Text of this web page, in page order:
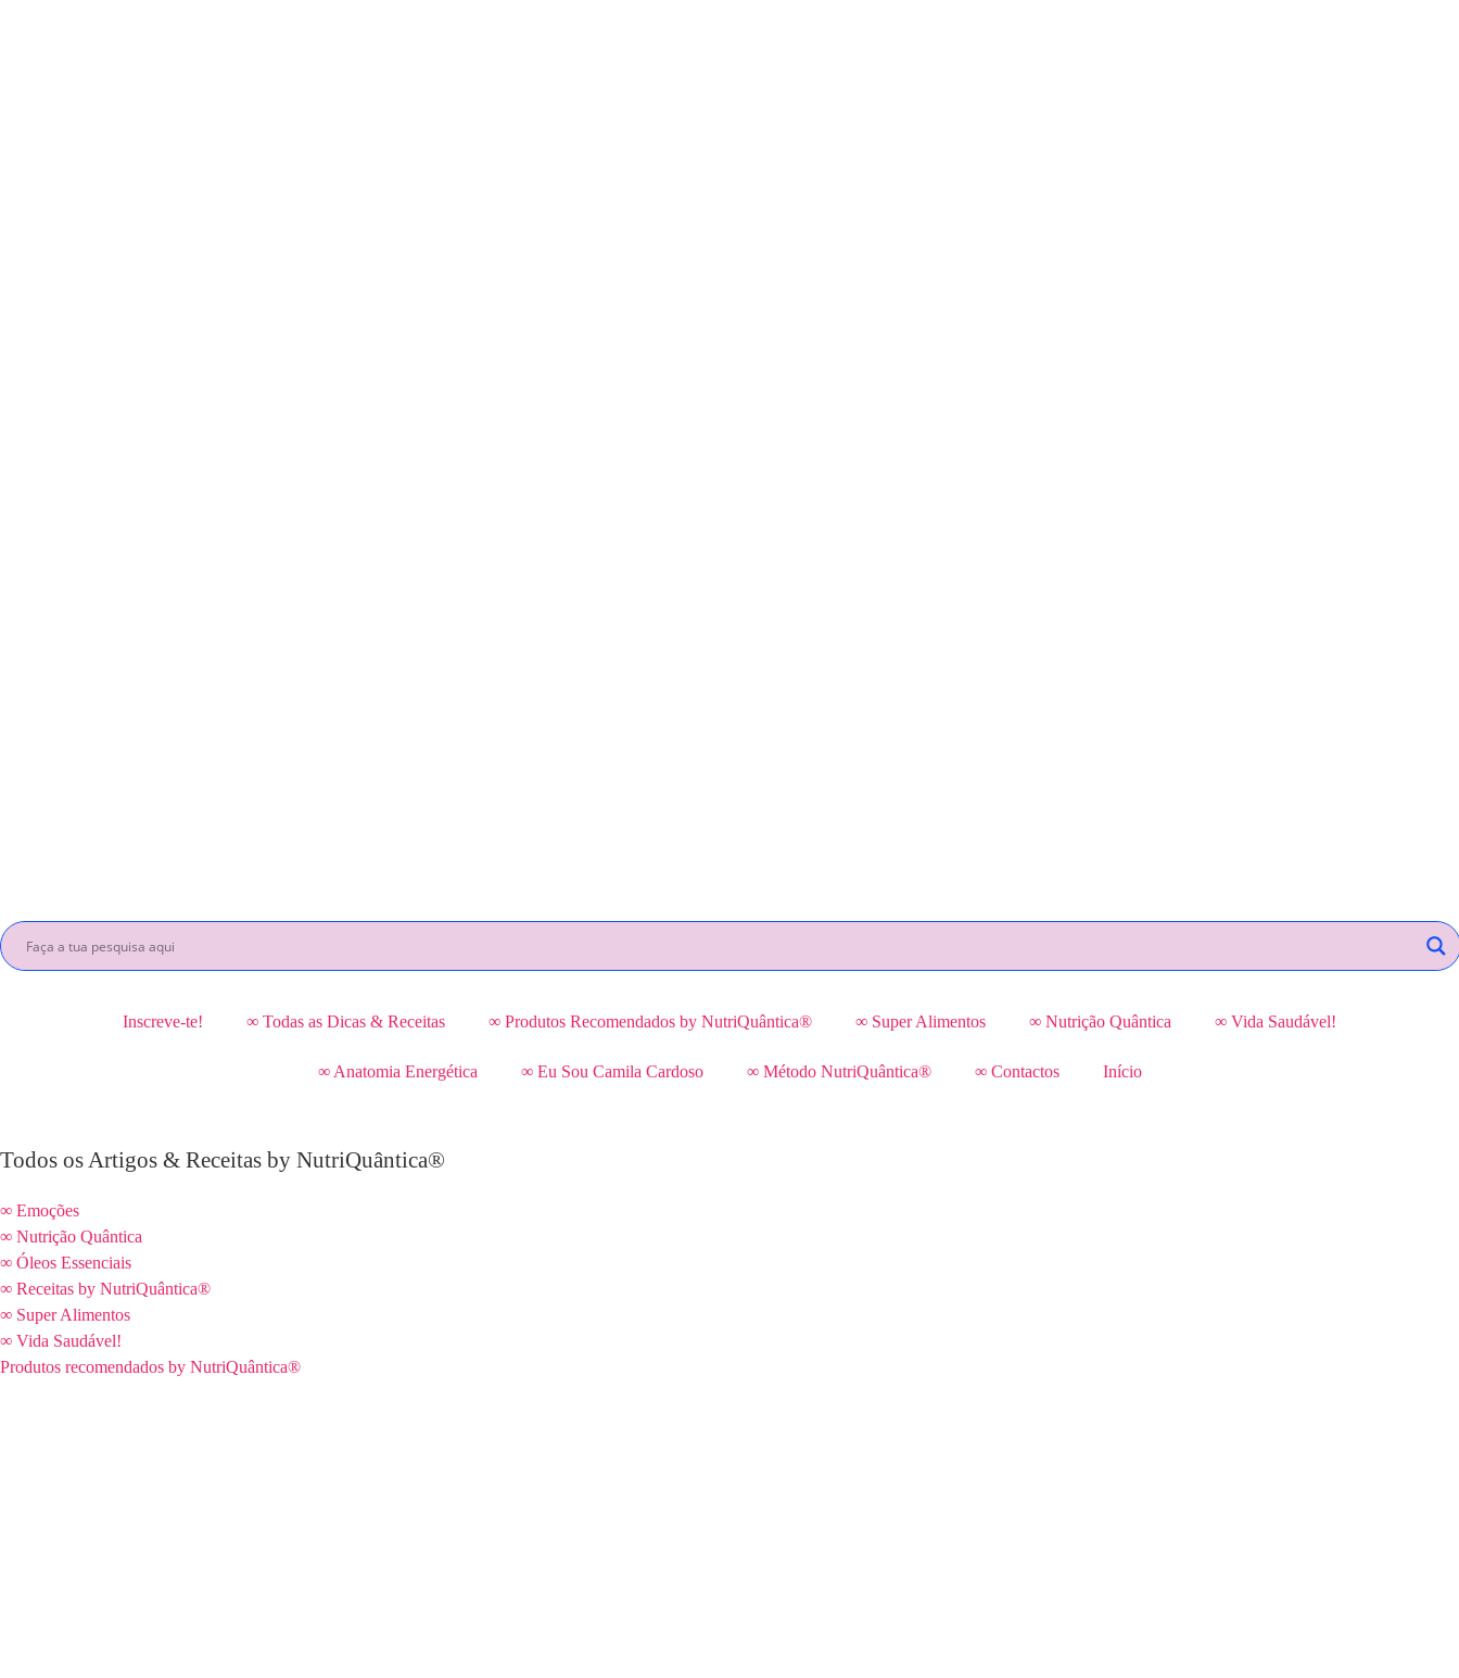
Inscreve-te! ∞ Todas as Dicas & Receitas ∞ Produtos Recomendados by NutriQuântica® ∞ Super Alimentos ∞ Nutrição Quântica ∞ Vida Saudável!
∞ Anatomia Energética ∞ Eu Sou Camila Cardoso ∞ Método NutriQuântica® ∞ Contactos Início
Todos os Artigos & Receitas by NutriQuântica®
∞ Emoções
∞ Nutrição Quântica
∞ Óleos Essenciais
∞ Receitas by NutriQuântica®
∞ Super Alimentos
∞ Vida Saudável!
Produtos recomendados by NutriQuântica®